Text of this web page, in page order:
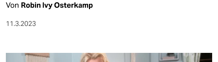
Von Robin Ivy Osterkamp
11.3.2023